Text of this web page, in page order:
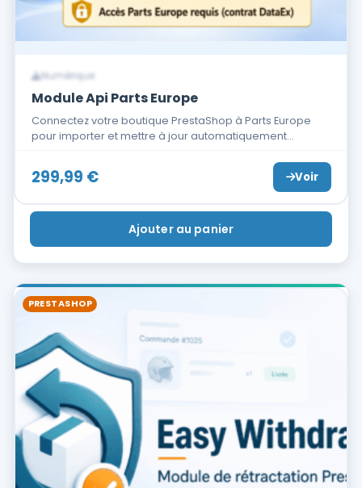
Numérique
Module Api Parts Europe
Connectez votre boutique PrestaShop à Parts Europe
pour importer et mettre à jour automatiquement…
299,99 € Voir
Ajouter au panier
PRESTASHOP